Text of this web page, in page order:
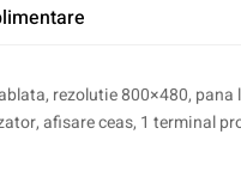
rezolutie 800×480,
afisare ceas, 1 terminal